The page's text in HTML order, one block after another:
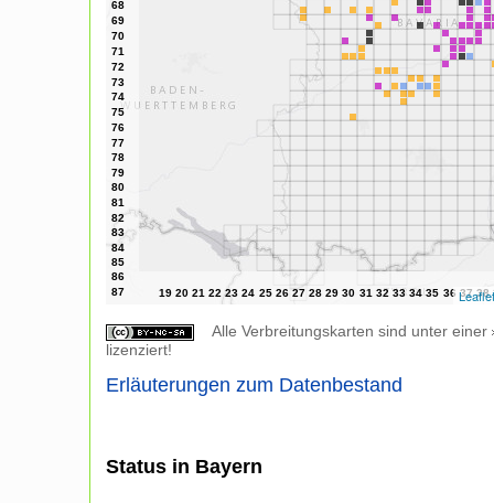
Leaflet
Alle Verbreitungskarten sind unter einer
lizenziert!
Erläuterungen zum Datenbestand
Status in Bayern